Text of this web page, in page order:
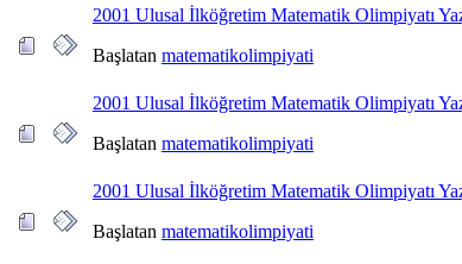
2001 Ulusal İlköğretim Matematik Olimpiyatı
Başlatan matematikolimpiyati
2001 Ulusal İlköğretim Matematik Olimpiyatı Yaz
Başlatan matematikolimpiyati
2001 Ulusal İlköğretim Matematik Olimpiyatı
Başlatan matematikolimpiyati